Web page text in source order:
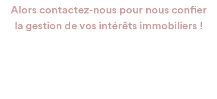
Alors contactez-nous pour nous confier
la gestion de vos intérêts immobiliers !